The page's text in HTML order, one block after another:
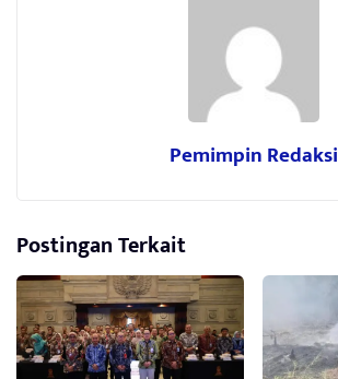
Pemimpin Redaksi
Postingan Terkait